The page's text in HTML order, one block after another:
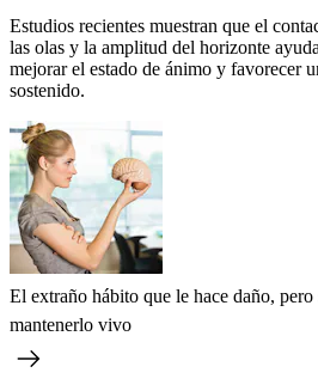
Estudios recientes muestran que el
las olas y la amplitud del horizonte
mejorar el estado de ánimo y favorecer
sostenido.
El extraño hábito que le hace daño, pero
mantenerlo vivo